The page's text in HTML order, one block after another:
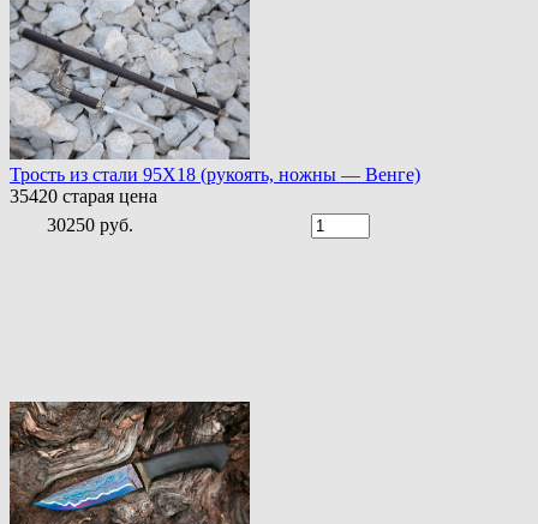
Трость из стали 95Х18 (рукоять, ножны — Венге)
35420 старая цена
30250 руб.